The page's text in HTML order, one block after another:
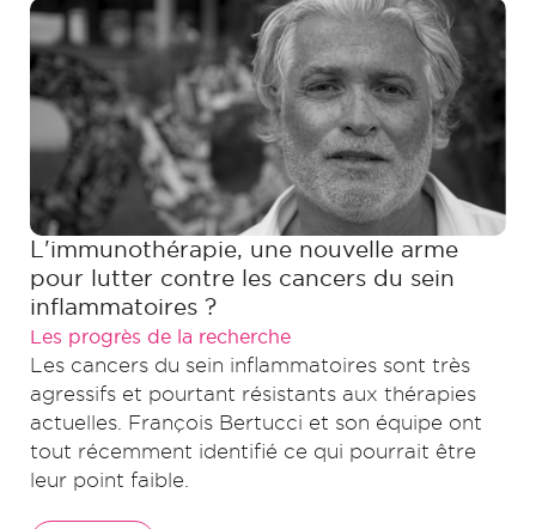
L'immunothérapie, une nouvelle arme
pour lutter contre les cancers du sein
inflammatoires ?
Les progrès de la recherche
Les cancers du sein inflammatoires sont très
agressifs et pourtant résistants aux thérapies
actuelles. François Bertucci et son équipe ont
tout récemment identifié ce qui pourrait être
leur point faible.